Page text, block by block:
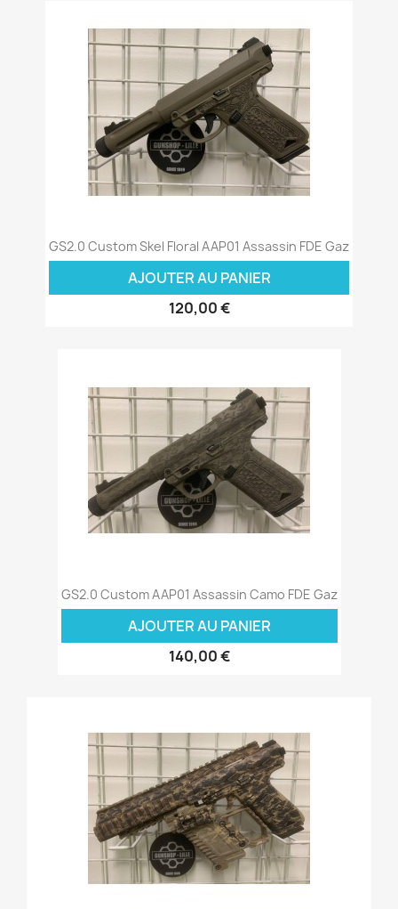
GS2.0 Custom Skel Floral AAP01 Assassin FDE Gaz
AJOUTER AU PANIER
120,00 €
GS2.0 Custom AAP01 Assassin Camo FDE Gaz
AJOUTER AU PANIER
140,00 €